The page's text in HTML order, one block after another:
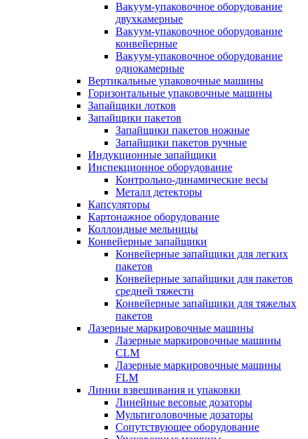
Вакуум-упаковочное оборудование
двухкамерные
Вакуум-упаковочное оборудование
конвейерные
Вакуум-упаковочное оборудование
однокамерные
Вертикальные упаковочные машины
Горизонтальные упаковочные машины
Запайщики лотков
Запайщики пакетов
Запайщики пакетов ножные
Запайщики пакетов ручные
Индукционные запайщики
Инспекционное оборудование
Контрольно-динамические весы
Металл детекторы
Капсуляторы
Картонажное оборудование
Коллоидные мельницы
Конвейерные запайщики
Конвейерные запайщики для легких
пакетов
Конвейерные запайщики для пакетов
средней тяжести
Конвейерные запайщики для тяжелых
пакетов
Лазерные маркировочные машины
Лазерные маркировочные машины
CLM
Лазерные маркировочные машины
FLM
Линии взвешивания и упаковки
Линейные весовые дозаторы
Мультиголовочные дозаторы
Сопутствующее оборудование